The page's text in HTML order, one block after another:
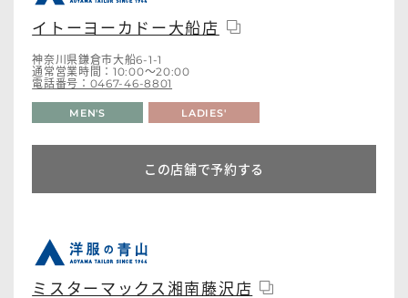
イトーヨーカドー大船店
神奈川県鎌倉市大船6-1-1
通常営業時間：10:00～20:00
電話番号：0467-46-8801
MEN'S LADIES'
この店舗で予約する
ミスターマックス湘南藤沢店